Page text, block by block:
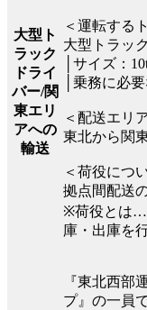
大型ト
ラック
ドライ
バー/関
東エリ
アへの
輸送
＜運転する
大型トラック
│サイズ：
│乗務に必
＜配送エリ
東北から関
＜荷役につ
拠点間配送
※荷役とは…
庫・出庫を
『東北西部
プ』の一員